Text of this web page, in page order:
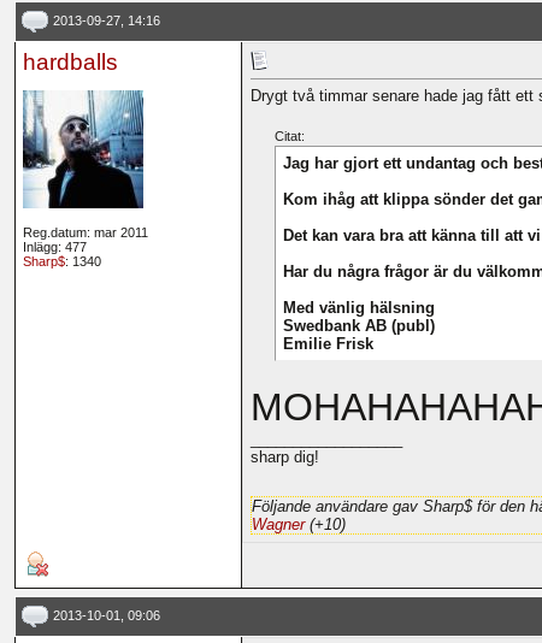
2013-09-27, 14:16
hardballs
Reg.datum: mar 2011
Inlägg: 477
Sharp$: 1340
Drygt två timmar senare hade jag fått
Citat:
Jag har gjort ett undantag och
Kom ihåg att klippa sönder det
Det kan vara bra att känna till att
Har du några frågor är du
Med vänlig hälsning
Swedbank AB (publ)
Emilie Frisk
sharp dig!
Följande användare gav Sharp$ för den
Wagner(+10)
2013-10-01, 09:06